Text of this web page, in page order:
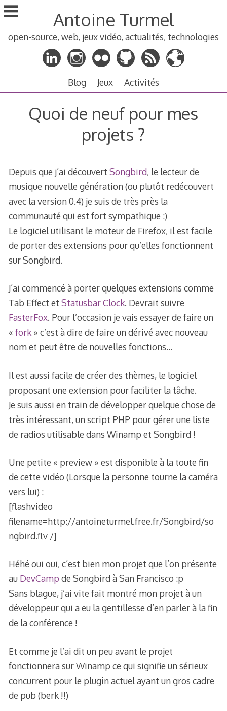
Aller
au
principal
Antoine Turmel
open-source, web, jeux vidéo, actualités, technologies
Blog Jeux Activités
Quoi de neuf pour mes
projets ?
Depuis que j’ai découvert Songbird, le lecteur de
musique nouvelle génération (ou plutôt redécouvert
avec la version 0.4) je suis de très près la
communauté qui est fort sympathique :)
Le logiciel utilisant le moteur de Firefox, il est facile
de porter des extensions pour qu’elles fonctionnent
sur Songbird.
J’ai commencé à porter quelques extensions comme
Tab Effect et Statusbar Clock. Devrait suivre
FasterFox. Pour l’occasion je vais essayer de faire un
« fork» c’est à dire de faire un dérivé avec nouveau
nom et peut être de nouvelles fonctions…
Il est aussi facile de créer des thèmes, le logiciel
proposant une extension pour faciliter la tâche.
Je suis aussi en train de développer quelque chose de
très intéressant, un script PHP pour gérer une liste
de radios utilisable dans Winamp et Songbird !
Une petite « preview » est disponible à la toute fin
de cette vidéo (Lorsque la personne tourne la caméra
vers lui) :
[flashvideo
filename=http://antoineturmel.free.fr/Songbird/so
ngbird.flv /]
Héhé oui oui, c’est bien mon projet que l’on présente
au DevCamp de Songbird à San Francisco :p
Sans blague, j’ai vite fait montré mon projet à un
développeur qui a eu la gentillesse d’en parler à la fin
de la conférence !
Et comme je l’ai dit un peu avant le projet
fonctionnera sur Winamp ce qui signifie un sérieux
concurrent pour le plugin actuel ayant un gros cadre
de pub (berk !!)